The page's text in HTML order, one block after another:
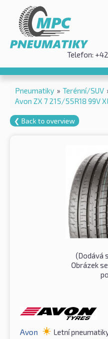
Telefon:
Pneumatiky » Terénní/SUV
Avon ZX 7 215/55R18 99V
❮ Back to overview
(Dodává
Obrázek
Avon Letní